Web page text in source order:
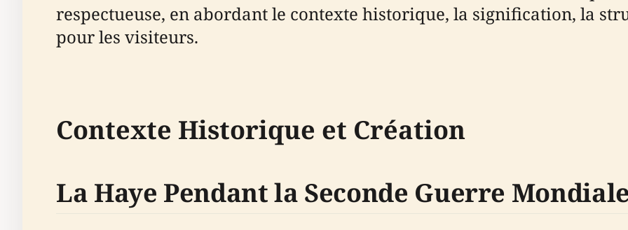
respectueuse, en abordant le contexte historique, la signification, la
pour les visiteurs.
Contexte Historique et Création
La Haye Pendant la Seconde Guerre Mondiale